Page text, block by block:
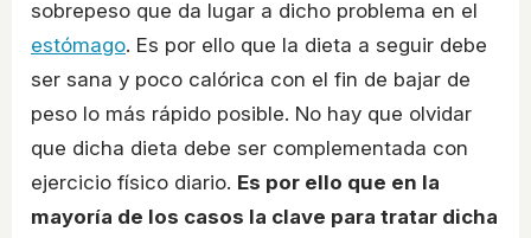
sobrepeso que da lugar a dicho problema en el
estómago. Es por ello que la dieta a seguir debe
ser sana y poco calórica con el fin de bajar de
peso lo más rápido posible. No hay que olvidar
que dicha dieta debe ser complementada con
ejercicio físico diario. Es por ello que en la
mayoría de los casos la clave para tratar dicha